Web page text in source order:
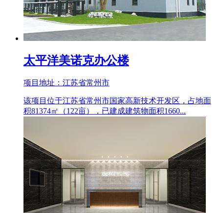
太平洋美诺克办公楼
项目地址：江苏省常州市
该项目位于江苏省常州市国家高新技术开发区，占地面
积81374㎡（122亩），已建成建筑物面积1660...